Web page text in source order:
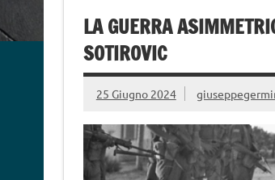
LA GUERRA
SOTIROVIC
25 Giugno 2024